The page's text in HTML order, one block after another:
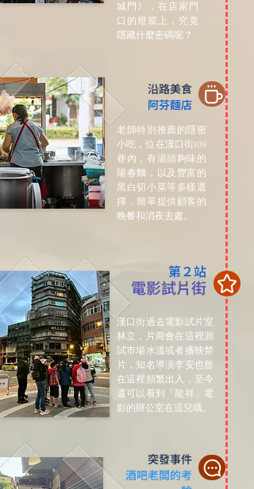
城門》，在店家門
口的燈籠上，究竟
隱藏什麼密碼呢？
沿路美食
阿芬麵店
老師特別推薦的隱密
小吃，位在漢口街109
巷內，有湯頭夠味的
陽春麵，以及豐富的
黑白切小菜等多樣選
擇，簡單提供顧客的
晚餐和消夜去處。
第２站
電影試片街
漢口街過去電影試片室
林立，片商會在這裡測
試市場水溫或者播映禁
片，知名導演李安也曾
在這裡頻繁出入，至今
還可以看到「龍祥」電
影的辦公室在這兒哦。
突發事件
酒吧老闆的考